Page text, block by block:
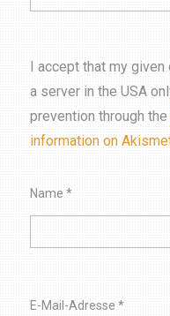
I accept that my
a server in the USA
prevention through
information on
Name*
E-Mail-Adresse*